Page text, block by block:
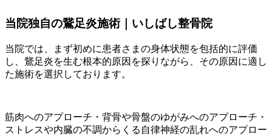
当院独自の鵞足炎施術｜いしばし整骨院
当院では、まず初めに患者さまの身体状態を包括的に評価
し、鵞足炎を生む根本的原因を探りながら、その原因に適し
た施術を選択しております。
筋肉へのアプローチ・背骨や骨盤のゆがみへのアプローチ・
ストレスや内臓の不調からくる自律神経の乱れへのアプロー